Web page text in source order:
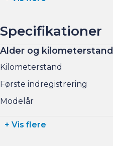
Specifikationer
Alder og kilometerstand
Kilometerstand
Første indregistrering
Modelår
+ Vis flere